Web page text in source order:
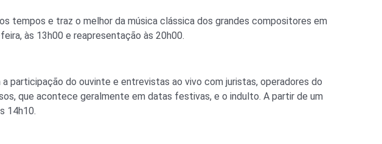
tempos e traz o melhor da música clássica dos grandes compositores em
às 13h00 e reapresentação às 20h00.
participação do ouvinte e entrevistas ao vivo com juristas, operadores do
que acontece geralmente em datas festivas, e o indulto. A partir de um
14h10.